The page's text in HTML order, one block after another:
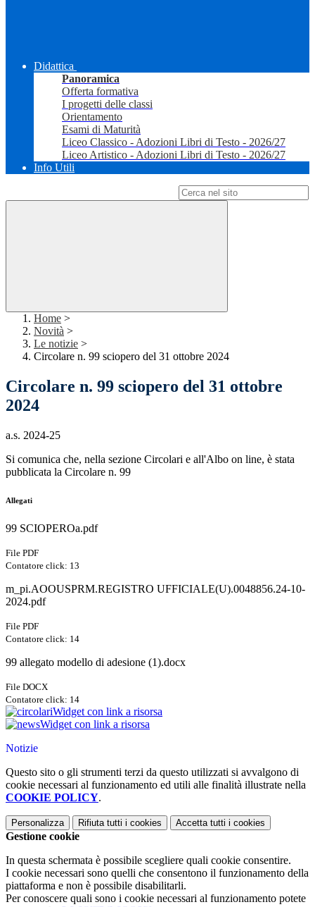
Didattica
Panoramica
Offerta formativa
I progetti delle classi
Orientamento
Esami di Maturità
Liceo Classico - Adozioni Libri di Testo - 2026/27
Liceo Artistico - Adozioni Libri di Testo - 2026/27
Info Utili
Home >
Novità >
Le notizie >
Circolare n. 99 sciopero del 31 ottobre 2024
Circolare n. 99 sciopero del 31 ottobre
2024
a.s. 2024-25
Si comunica che, nella sezione Circolari e all'Albo on line, è stata
pubblicata la Circolare n. 99
Allegati
99 SCIOPEROa.pdf
File PDF
Contatore click: 13
m_pi.AOOUSPRM.REGISTRO UFFICIALE(U).0048856.24-10-
2024.pdf
File PDF
Contatore click: 14
99 allegato modello di adesione (1).docx
File DOCX
Contatore click: 14
Widget con link a risorsa
Widget con link a risorsa
Notizie
Questo sito o gli strumenti terzi da questo utilizzati si avvalgono di
cookie necessari al funzionamento ed utili alle finalità illustrate nella
COOKIE POLICY.
Personalizza Rifiuta tutti i cookies Accetta tutti i cookies
Gestione cookie
In questa schermata è possibile scegliere quali cookie consentire.
I cookie necessari sono quelli che consentono il funzionamento della
piattaforma e non è possibile disabilitarli.
Per conoscere quali sono i cookie necessari al funzionamento potete